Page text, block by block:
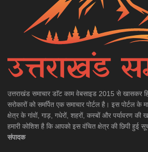
उत्तराखंड समाचार डाॅट काम वेबसाइड 2015 से खासकर
सरोकारों को समर्पित एक समाचार पोर्टल है। इस पोर्टल के
क्षेत्र के गांवों, गाड़, गधेरों, शहरों, कस्बों और पर्यावरण
हमारी कोशिश है कि आपको इस वंचित क्षेत्र की छिपी हुई
संपादक